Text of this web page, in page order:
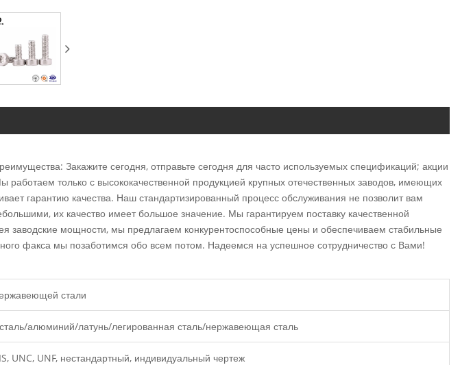
Закажите сегодня, отправьте сегодня для часто используемых спецификаций; акции
только с высококачественной продукцией крупных отечественных заводов, имеющих
гарантию качества. Наш стандартизированный процесс обслуживания не позволит вам
их качество имеет большое значение. Мы гарантируем поставку качественной
заводские мощности, мы предлагаем конкурентоспособные цены и обеспечиваем стабильные
факса мы позаботимся обо всем потом. Надеемся на успешное сотрудничество с Вами!
стали
алюминий/латунь/легированная сталь/нержавеющая сталь
UNC, UNF, нестандартный, индивидуальный чертеж